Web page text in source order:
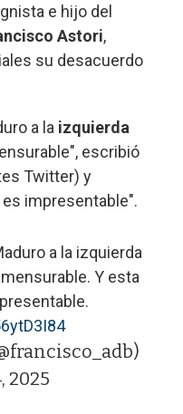
e hijo del
Astori,
su desacuerdo
a la izquierda
escribió
Twitter) y
impresentable".
a la izquierda
Y esta
2025